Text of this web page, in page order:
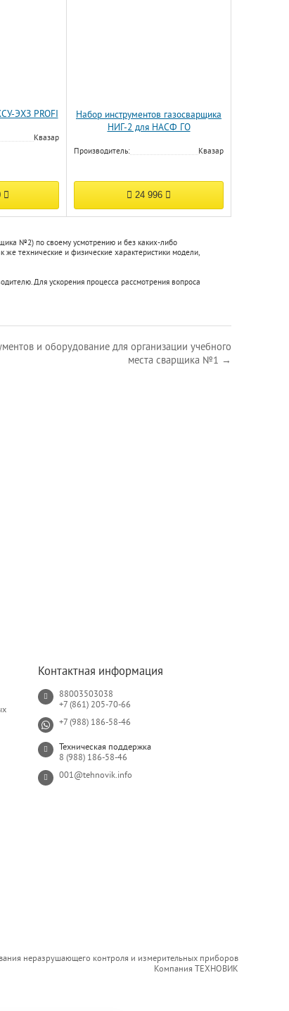
ЭХЗ PROFI
Квазар
Набор инструментов газосварщика
НИГ-2 для НАСФ ГО
Производитель: Квазар
24 996
№2) по своему усмотрению и без каких-либо
же технические и физические характеристики модели,
Для ускорения процесса рассмотрения вопроса
и оборудование для организации учебного
места сварщика №1 →
Контактная информация
88003503038
+7 (861) 205-70-66
+7 (988) 186-58-46
Техническая поддержка
8 (988) 186-58-46
001@tehnovik.info
неразрушающего контроля и измерительных приборов
Компания ТЕХНОВИК